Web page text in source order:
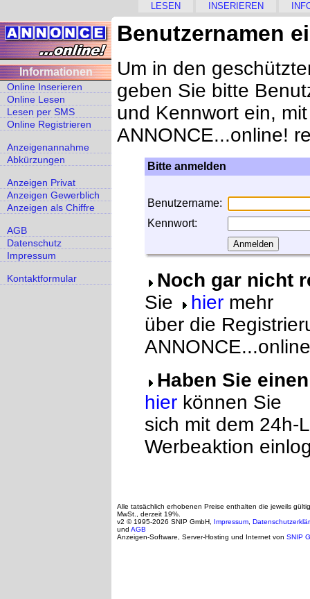
LESEN INSERIEREN
Informationen
Online Inserieren
Online Lesen
Lesen per SMS
Online Registrieren
Anzeigenannahme
Abkürzungen
Anzeigen Privat
Anzeigen Gewerblich
Anzeigen als Chiffre
AGB
Datenschutz
Impressum
Kontaktformular
Benutzernamen
Um in den
geben Sie bitte
und Kennwort ein,
ANNONCE...online!
Bitte anmelden
Benutzername:
Kennwort:
Noch gar nicht
Sie
hier mehr
über die
Haben Sie
hier können Sie
sich mit dem 24h-
Werbeaktion
Alle tatsächlich erhobenen Preise enthalten die jeweils
MwSt., derzeit 19%.
v2 © 1995-2026 SNIP GmbH, Impressum
und AGB
Anzeigen-Software, Server-Hosting und Internet von SNIP